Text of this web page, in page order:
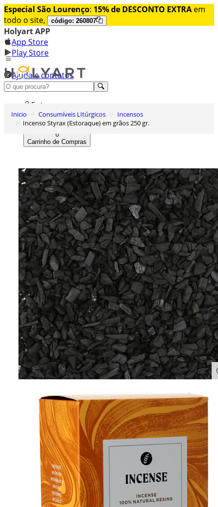
Especial São Lourenço: 15% de DESCONTO EXTRA em
todo o site,
código: 260807
Holyart APP
App Store
Play Store
Ajuda e contatos
Conheça premium
Entrar
Lista de Desejos
0
Carrinho de Compras
Inicio Consumíveis LItúrgicos
Incensos
Incenso Styrax (Estoraque) em grãos 250 gr.